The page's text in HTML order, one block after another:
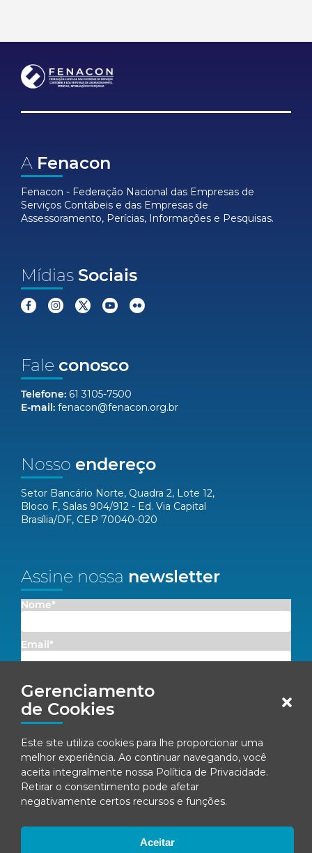
Gerenciamento
de Cookies
Este site utiliza cookies para lhe proporcionar uma
melhor experiência. Ao continuar navegando, você
aceita integralmente nossa Política de Privacidade.
Retirar o consentimento pode afetar
negativamente certos recursos e funções.
Aceitar
A Fenacon
Fenacon - Federação Nacional das Empresas de
Serviços Contábeis e das Empresas de
Assessoramento, Perícias, Informações e Pesquisas.
Mídias Sociais
Fale conosco
Telefone: 61 3105-7500
E-mail: fenacon@fenacon.org.br
Nosso endereço
Setor Bancário Norte, Quadra 2, Lote 12,
Bloco F, Salas 904/912 - Ed. Via Capital
Brasília/DF, CEP 70040-020
Assine nossa newsletter
Nome*
Email*
Concordo em receber comunicações da Fenacon.
Ao se inscrever, você concorda com nossa Política de Privacidade
Todos os direitos reservados.
Política de privacidade